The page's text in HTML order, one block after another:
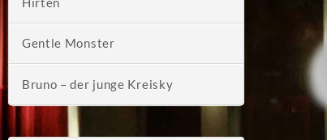
Gentle Monster
Bruno – der junge Kreisky